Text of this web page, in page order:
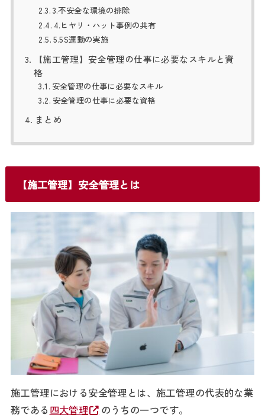
3.不安全な環境の排除
4.ヒヤリ・ハット事例の共有
5.5S運動の実施
【施工管理】安全管理の仕事に必要なスキルと資
格
安全管理の仕事に必要なスキル
安全管理の仕事に必要な資格
まとめ
【施工管理】安全管理とは
施工管理における安全管理とは、施工管理の代表的な業
務である 四大管理 のうちの一つです。